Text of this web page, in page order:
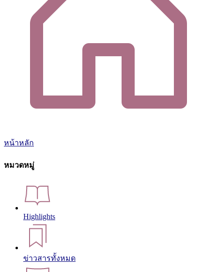
หน้าหลัก
หมวดหมู่
Highlights
ข่าวสารทั้งหมด